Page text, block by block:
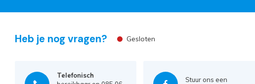
Heb je nog vragen? Gesloten
Telefonisch
Stuur ons een